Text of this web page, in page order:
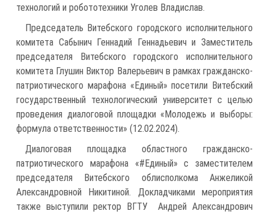
технологий и робототехники Уголев Владислав.
Председатель Витебского городского исполнительного
комитета Сабынич Геннадий Геннадьевич и Заместитель
председателя Витебского городского исполнительного
комитета Глушин Виктор Валерьевич в рамках гражданско-
патриотического марафона «Единый» посетили Витебский
государственный технологический университет с целью
проведения диалоговой площадки «Молодежь и выборы:
формула ответственности» (12.02.2024).
Диалоговая площадка областного гражданско-
патриотического марафона «#Единый» с заместителем
председателя Витебского облисполкома Анжеликой
Александровной Никитиной. Докладчиками мероприятия
также выступили ректор ВГТУ Андрей Александрович